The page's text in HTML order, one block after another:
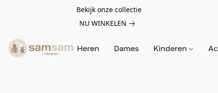
Bekijk onze collectie
NU WINKELEN
Heren Dames Kinderen